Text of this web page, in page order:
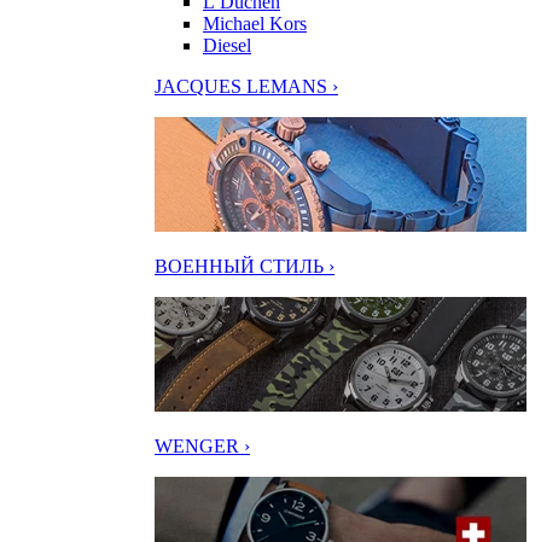
Michael Kors
Diesel
JACQUES LEMANS ›
ВОЕННЫЙ СТИЛЬ ›
WENGER ›